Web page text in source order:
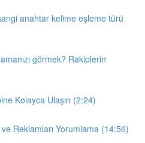
anahtar kelime eşleme türü
görmek? Rakiplerin
Kolayca Ulaşın (2:24)
Reklamları Yorumlama (14:56)